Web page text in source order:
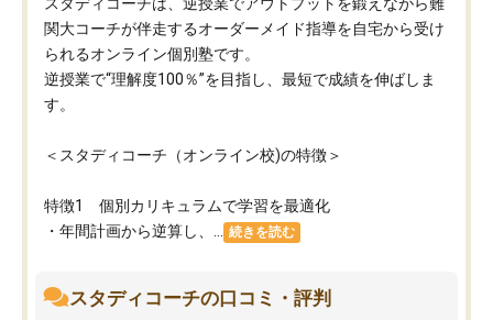
関大コーチが伴走するオーダーメイド指導を自宅から受け
られるオンライン個別塾です。
逆授業で“理解度100％”を目指し、最短で成績を伸ばしま
す。
＜スタディコーチ（オンライン校)の特徴＞
特徴1 個別カリキュラムで学習を最適化
・年間計画から逆算し、...
続きを読む
スタディコーチの口コミ・評判